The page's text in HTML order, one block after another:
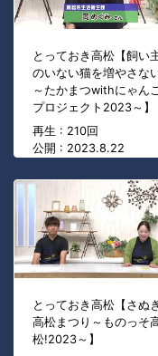
とっておき高松【飼い
のいない猫を増やさな
～たかまつwithにゃん
プロジェクト2023～】
再生 : 210回
公開 : 2023.8.22
とっておき高松【さぬき
高松まつり～ものっそ
松!2023～】